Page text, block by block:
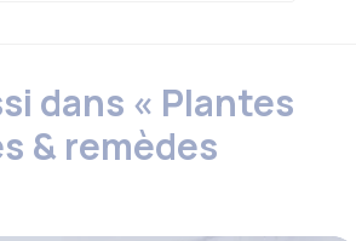
dans « Plantes
& remèdes